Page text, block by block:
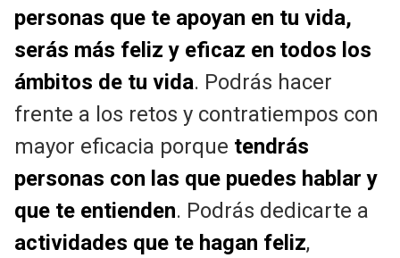
personas que te apoyan en tu vida,
serás más feliz y eficaz en todos los
ámbitos de tu vida. Podrás hacer
frente a los retos y contratiempos con
mayor eficacia porque tendrás
personas con las que puedes hablar y
que te entienden. Podrás dedicarte a
actividades que te hagan feliz,